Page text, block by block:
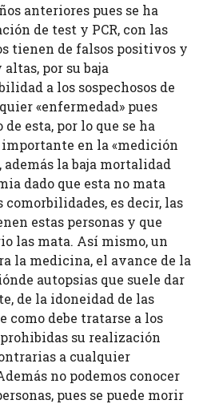
anteriores pues se ha
de test y PCR, con las
tienen de falsos positivos y
por su baja
a los sospechosos de
«enfermedad» pues
esta, por lo que se ha
en la «medición
además la baja mortalidad
dado que esta no mata
es decir, las
estas personas y que
las mata. Así mismo, un
la medicina, el avance de la
autopsias que suele dar
de la idoneidad de las
como debe tratarse a los
su realización
a cualquier
no podemos conocer
pues se puede morir